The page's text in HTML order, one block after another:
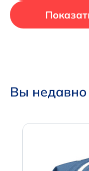
Вы недавно